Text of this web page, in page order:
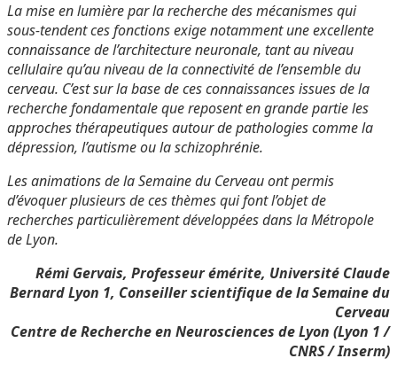
La mise en lumière par la recherche des mécanismes qui
sous-tendent ces fonctions exige notamment une excellente
connaissance de l’architecture neuronale, tant au niveau
cellulaire qu’au niveau de la connectivité de l’ensemble du
cerveau. C’est sur la base de ces connaissances issues de la
recherche fondamentale que reposent en grande partie les
approches thérapeutiques autour de pathologies comme la
dépression, l’autisme ou la schizophrénie.
Les animations de la Semaine du Cerveau ont permis
d’évoquer plusieurs de ces thèmes qui font l’objet de
recherches particulièrement développées dans la Métropole
de Lyon.
Rémi Gervais, Professeur émérite, Université Claude
Bernard Lyon 1, Conseiller scientifique de la Semaine du
Cerveau
Centre de Recherche en Neurosciences de Lyon (Lyon 1 /
CNRS / Inserm)